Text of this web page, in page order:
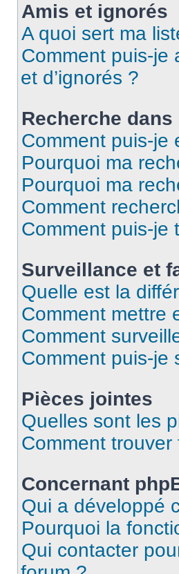
Amis et ignorés
A quoi sert ma
Comment puis-je
et d’ignorés ?
Recherche
Comment puis-je
Pourquoi ma
Pourquoi ma
Comment
Comment puis-je
Surveillance et
Quelle est la
Comment mettre
Comment
Comment puis-je
Pièces jointes
Quelles sont les
Comment
Concernant
Qui a développé
Pourquoi la
Qui contacter